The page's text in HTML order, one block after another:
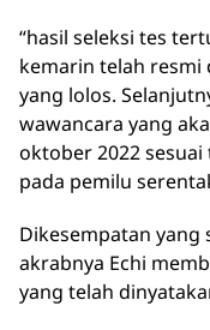
“hasil seleksi tes
kemarin telah resmi
yang lolos.
wawancara yang
oktober 2022
pada pemilu
Dikesempatan yang
akrabnya Echi
yang telah